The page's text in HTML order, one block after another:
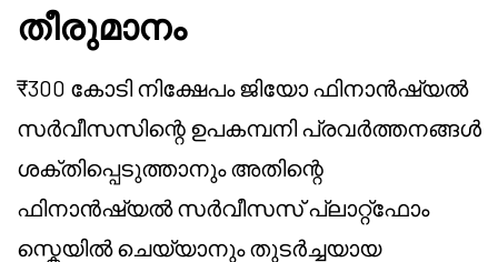
തീരുമാനം
₹300 കോടി നിക്ഷേപം ജിയോ ഫിനാൻഷ്യൽ
സർവീസസിന്റെ ഉപകമ്പനി പ്രവർത്തനങ്ങൾ
ശക്തിപ്പെടുത്താനും അതിന്റെ
ഫിനാൻഷ്യൽ സർവീസസ് പ്ലാറ്റ്ഫോം
സ്കെയിൽ ചെയ്യാനും തുടർച്ചയായ